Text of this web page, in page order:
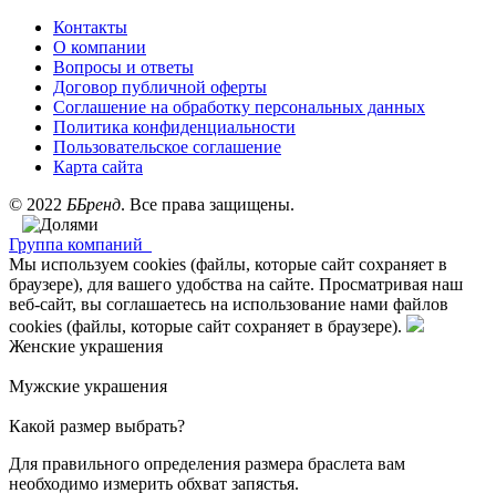
Контакты
О компании
Вопросы и ответы
Договор публичной оферты
Соглашение на обработку персональных данных
Политика конфиденциальности
Пользовательское соглашение
Карта сайта
© 2022 ББренд. Все права защищены.
Группа компаний
Мы используем cookies (файлы, которые сайт сохраняет в
браузере), для вашего удобства на сайте. Просматривая наш
веб-сайт, вы соглашаетесь на использование нами файлов
cookies (файлы, которые сайт сохраняет в браузере).
Женские украшения
Мужские украшения
Какой размер выбрать?
Для правильного определения размера браслета вам
необходимо измерить обхват запястья.